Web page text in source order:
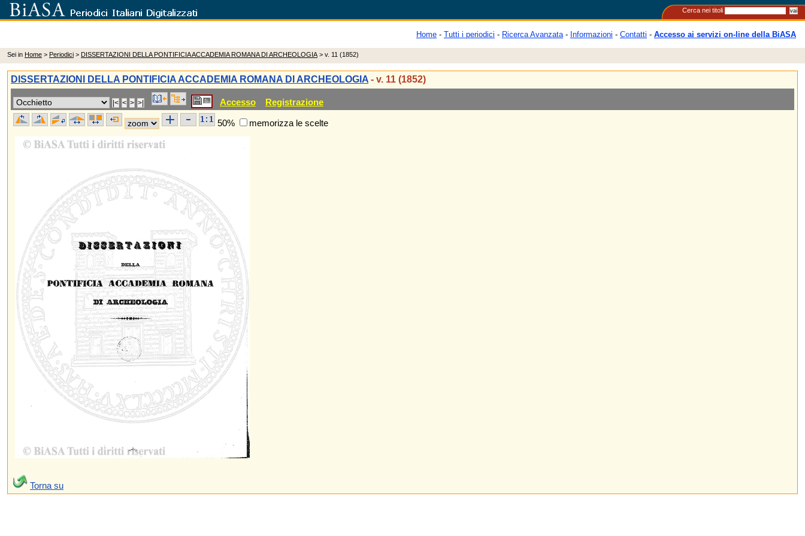
Cerca nei titoli
Home - Tutti i periodici - Ricerca Avanzata- Informazioni - Contatti - Accesso ai servizi on-line della BiASA
Sei in Home > Periodici > DISSERTAZIONI DELLA PONTIFICIA ACCADEMIA ROMANA DI ARCHEOLOGIA > v. 11 (1852)
DISSERTAZIONI DELLA PONTIFICIA ACCADEMIA ROMANA DI ARCHEOLOGIA - v. 11 (1852)
Accesso Registrazione
50% memorizza le scelte
Torna su